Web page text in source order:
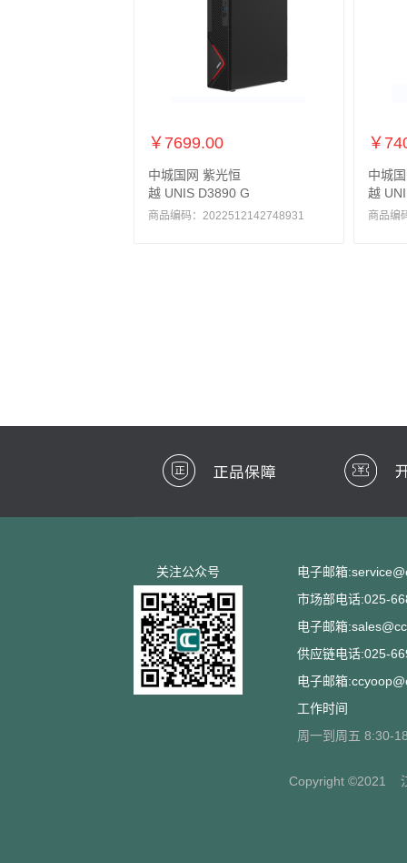
￥7699.00
中城国网 紫光恒
越 UNIS D3890 G
商品编码：2022512142748931
￥
中城
越
商品编
关注公众号
电子邮箱
市场部电话:025-
电子邮箱
供应链电话:025-
电子邮箱
工作时间
周一到周五 8:30-
Copyright ©2021